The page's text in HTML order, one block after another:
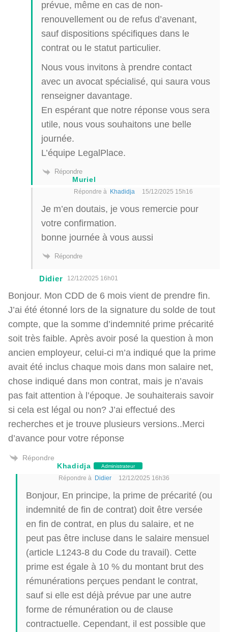
prévue, même en cas de non-
renouvellement ou de refus d’avenant,
sauf dispositions spécifiques dans le
contrat ou le statut particulier.
Nous vous invitons à prendre contact
avec un avocat spécialisé, qui saura vous
renseigner davantage.
En espérant que notre réponse vous sera
utile, nous vous souhaitons une belle
journée.
L’équipe LegalPlace.
Répondre
Muriel
Répondre à Khadidja 15/12/2025 15h16
Je m’en doutais, je vous remercie pour
votre confirmation.
bonne journée à vous aussi
Répondre
Didier 12/12/2025 16h01
Bonjour. Mon CDD de 6 mois vient de prendre fin.
J’ai été étonné lors de la signature du solde de tout
compte, que la somme d’indemnité prime précarité
soit très faible. Après avoir posé la question à mon
ancien employeur, celui-ci m’a indiqué que la prime
avait été inclus chaque mois dans mon salaire net,
chose indiqué dans mon contrat, mais je n’avais
pas fait attention à l’époque. Je souhaiterais savoir
si cela est légal ou non? J’ai effectué des
recherches et je trouve plusieurs versions..Merci
d’avance pour votre réponse
Répondre
Khadidja
Administrateur
Répondre à Didier 12/12/2025 16h36
Bonjour, En principe, la prime de précarité (ou
indemnité de fin de contrat) doit être versée
en fin de contrat, en plus du salaire, et ne
peut pas être incluse dans le salaire mensuel
(article L1243-8 du Code du travail). Cette
prime est égale à 10 % du montant brut des
rémunérations perçues pendant le contrat,
sauf si elle est déjà prévue par une autre
forme de rémunération ou de clause
contractuelle. Cependant, il est possible que